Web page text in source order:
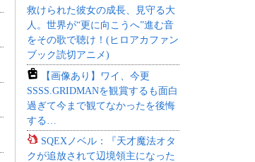
救けられた彼女の成長、見守る大
人。世界が“更に向こうへ”進む音
をその歌で聴け！(ヒロアカファン
ブック読切アニメ)
【画像あり】ワイ、今更
SSSS.GRIDMANを観賞するも面白
過ぎて今まで観てなかったを後悔
する…
SQEXノベル：『天才魔法オタ
クが追放されて辺境領主になった